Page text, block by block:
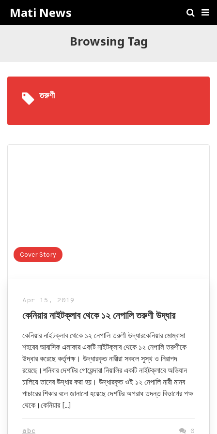
Mati News
Browsing Tag
তরুণী
Cover Story
Apr 15, 2019
কেনিয়ার নাইটক্লাব থেকে ১২ নেপালি তরুণী উদ্ধার
কেনিয়ার নাইটক্লাব থেকে ১২ নেপালি তরুণী উদ্ধারকেনিয়ার মোম্বাসা
শহরের আবাসিক এলাকার একটি নাইটক্লাব থেকে ১২ নেপালি তরুণীকে
উদ্ধার করেছে কর্তৃপক্ষ। উদ্ধারকৃত নারীরা সকলে সুস্থ ও নিরাপদ
রয়েছে।শনিবার দেশটির গোয়েন্দারা নিয়ালির একটি নাইটক্লাবে অভিযান
চালিয়ে তাদের উদ্ধার করা হয়। উদ্ধারকৃত ওই ১২ নেপালি নারী মানব
পাচারের শিকার বলে জানানো হয়েছে দেশটির অপরাধ তদন্ত বিভাগের পক্ষ
থেকে।কেনিয়ার […]
abc 0